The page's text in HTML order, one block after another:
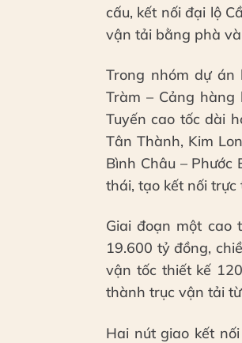
cấu, kết nối đại lộ
vận tải bằng phà
Trong nhóm dự án
Tràm – Cảng
Tuyến cao tốc dài
Tân Thành, Kim
Bình Châu –
thái, tạo kết nối
Giai đoạn một cao
19.600 tỷ đồng,
vận tốc thiết kế
thành trục vận tải từ
Hai nút giao kết